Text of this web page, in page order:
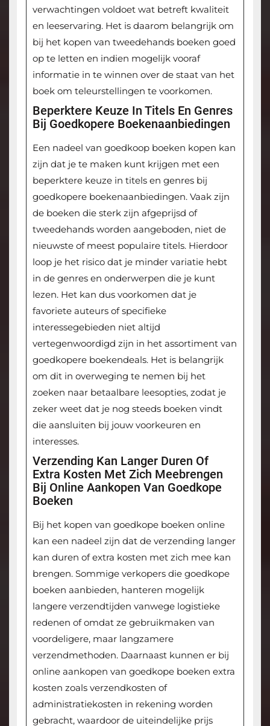
verwachtingen voldoet wat betreft kwaliteit
en leeservaring. Het is daarom belangrijk om
bij het kopen van tweedehands boeken goed
op te letten en indien mogelijk vooraf
informatie in te winnen over de staat van het
boek om teleurstellingen te voorkomen.
Beperktere Keuze In Titels En Genres
Bij Goedkopere Boekenaanbiedingen
Een nadeel van goedkoop boeken kopen kan
zijn dat je te maken kunt krijgen met een
beperktere keuze in titels en genres bij
goedkopere boekenaanbiedingen. Vaak zijn
de boeken die sterk zijn afgeprijsd of
tweedehands worden aangeboden, niet de
nieuwste of meest populaire titels. Hierdoor
loop je het risico dat je minder variatie hebt
in de genres en onderwerpen die je kunt
lezen. Het kan dus voorkomen dat je
favoriete auteurs of specifieke
interessegebieden niet altijd
vertegenwoordigd zijn in het assortiment van
goedkopere boekendeals. Het is belangrijk
om dit in overweging te nemen bij het
zoeken naar betaalbare leesopties, zodat je
zeker weet dat je nog steeds boeken vindt
die aansluiten bij jouw voorkeuren en
interesses.
Verzending Kan Langer Duren Of
Extra Kosten Met Zich Meebrengen
Bij Online Aankopen Van Goedkope
Boeken
Bij het kopen van goedkope boeken online
kan een nadeel zijn dat de verzending langer
kan duren of extra kosten met zich mee kan
brengen. Sommige verkopers die goedkope
boeken aanbieden, hanteren mogelijk
langere verzendtijden vanwege logistieke
redenen of omdat ze gebruikmaken van
voordeligere, maar langzamere
verzendmethoden. Daarnaast kunnen er bij
online aankopen van goedkope boeken extra
kosten zoals verzendkosten of
administratiekosten in rekening worden
gebracht, waardoor de uiteindelijke prijs